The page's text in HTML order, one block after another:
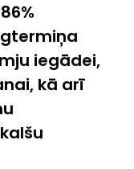
iegādei,
kā arī